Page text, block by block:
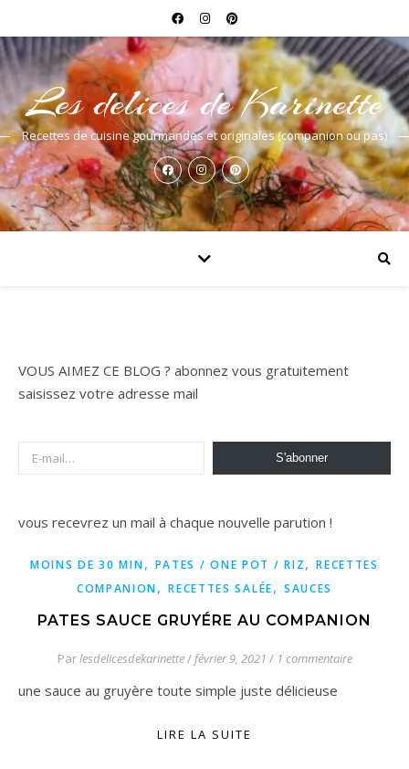
Les delices de Karinette
Recettes de cuisine gourmandes et originales (companion ou pas)
VOUS AIMEZ CE BLOG ? abonnez vous gratuitement
saisissez votre adresse mail
S'abonner
vous recevrez un mail à chaque nouvelle parution !
MOINS DE 30 MIN, PATES / ONE POT / RIZ,RECETTES
COMPANION,RECETTES SALÉE, SAUCES
PATES SAUCE GRUYÉRE AU COMPANION
Parlesdelicesdekarinette/février 9, 2021 / 1 commentaire
une sauce au gruyère toute simple juste délicieuse
LIRE LA SUITE